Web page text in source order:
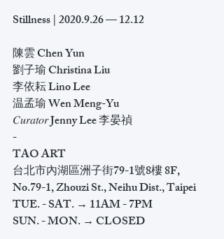
Stillness﻿ | 2020.9.26 — 12.12﻿
陳雲 Chen Yun
劉子瑜 Christina Liu
李依耘 Lino Lee
温孟瑜 Wen Meng-Yu
𝐶𝑢𝑟𝑎𝑡𝑜𝑟﻿ Jenny Lee 李晏禎﻿
-﻿
TAO ART﻿
台北市內湖區洲子街79-1號8樓﻿ 8F,
No.79-1, Zhouzi St., Neihu Dist., Taipei﻿
TUE. - SAT. → 11AM - 7PM﻿
SUN. - MON. → CLOSED﻿